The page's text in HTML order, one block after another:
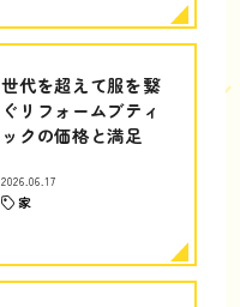
世代を超えて服を繋
ぐリフォームブティ
ックの価格と満足
2026.06.17
家